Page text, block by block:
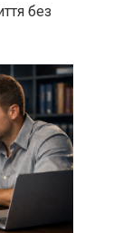
без